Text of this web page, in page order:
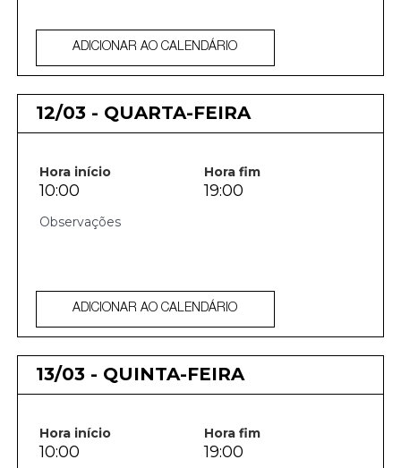
ADICIONAR AO CALENDÁRIO
12/03 - QUARTA-FEIRA
Hora início Hora fim
10:00 19:00
ADICIONAR AO CALENDÁRIO
13/03 - QUINTA-FEIRA
Hora início Hora fim
10:00 19:00